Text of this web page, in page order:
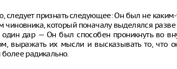
следует признать следующее: Он был не
который поначалу выделялся
дар — Он был способен проникнуть во
выражать их мысли и высказывать то, что
радикально.